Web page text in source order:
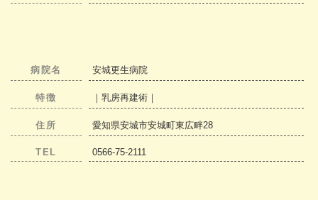
病院名 安城更生病院
特徴 ｜乳房再建術｜
住所 愛知県安城市安城町東広畔28
TEL 0566-75-2111